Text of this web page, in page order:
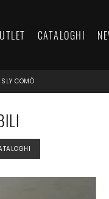
CATALOGHI
SLY COMÒ